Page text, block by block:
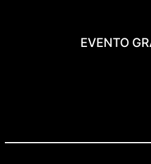
EVENTO